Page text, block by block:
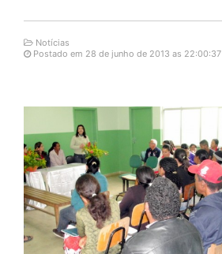
Notícias
Postado em 28 de junho de 2013 as 22:00:37